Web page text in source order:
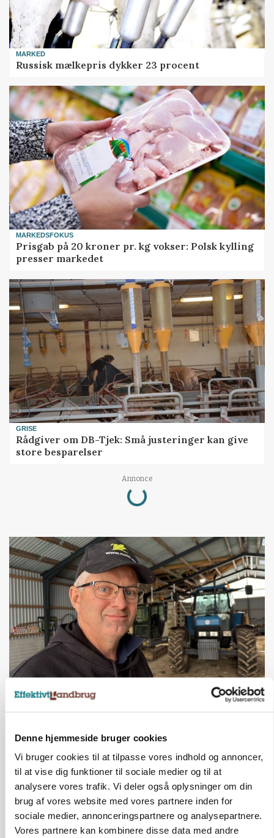
Denne hjemmeside bruger cookies
Vi bruger cookies til at tilpasse vores indhold og annoncer,
til at vise dig funktioner til sociale medier og til at
analysere vores trafik. Vi deler også oplysninger om din
brug af vores website med vores partnere inden for
sociale medier, annonceringspartnere og analysepartnere.
Vores partnere kan kombinere disse data med andre
MARKED
Russisk mælkepris dykker 23 procent
MARKEDSFOKUS
Prisgab på 20 kroner pr. kg vokser: Polsk kylling
presser markedet
GRISE
Rådgiver om DB-Tjek: Små justeringer kan give
store besparelser
Annonce
Loading...
»Nu stopper I«: Landbrugsdebattør og
protestgruppe vil demonstrere mod ny